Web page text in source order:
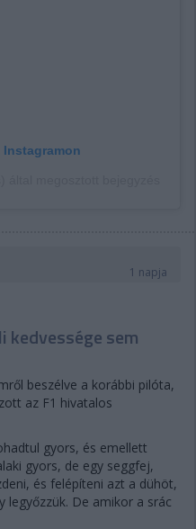
Instagramon
1 napja
sem
beszélve a korábbi pilóta,
az F1 hivatalos
gyors, és emellett
gyors, de egy seggfej,
és felépíteni azt a dühöt,
legyőzzük. De amikor a srác